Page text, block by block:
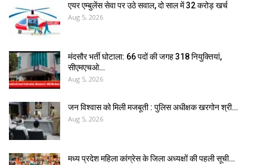
एयर एम्बुलेंस सेवा पर उठे सवाल, दो साल में ₹32 करोड़ खर्च
Aug 5, 2026
मंदसौर भर्ती घोटाला: 66 पदों की जगह 318 नियुक्तियां,
सीएमएचओ…
Aug 5, 2026
जन विश्वास को मिली मजबूती : पुलिस अधीक्षक खरगोन श्री…
Aug 5, 2026
मध्य प्रदेश महिला कांग्रेस के जिला अध्यक्षों की पहली सूची…